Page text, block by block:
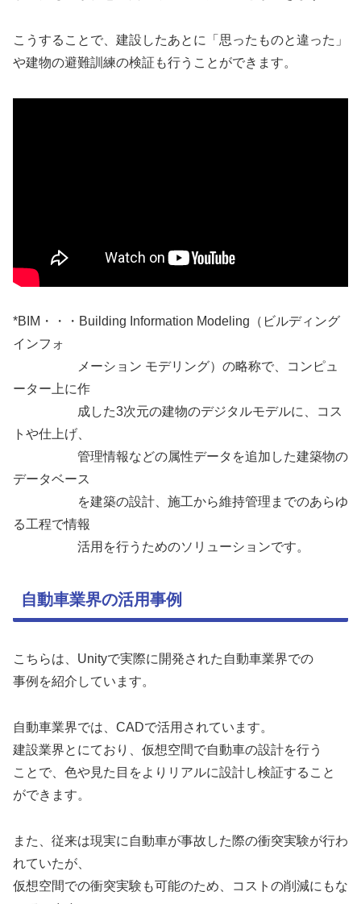
こうすることで、建設したあとに「思ったものと違った」
や建物の避難訓練の検証も行うことができます。
*BIM・・・Building Information Modeling（ビルディング
インフォ
メーション モデリング）の略称で、コンピュ
ーター上に作
成した3次元の建物のデジタルモデルに、コス
トや仕上げ、
管理情報などの属性データを追加した建築物の
データベース
を建築の設計、施工から維持管理までのあらゆ
る工程で情報
活用を行うためのソリューションです。
自動車業界の活用事例
こちらは、Unityで実際に開発された自動車業界での
事例を紹介しています。
自動車業界では、CADで活用されています。
建設業界とにており、仮想空間で自動車の設計を行う
ことで、色や見た目をよりリアルに設計し検証すること
ができます。
また、従来は現実に自動車が事故した際の衝突実験が行わ
れていたが、
仮想空間での衝突実験も可能のため、コストの削減にもな